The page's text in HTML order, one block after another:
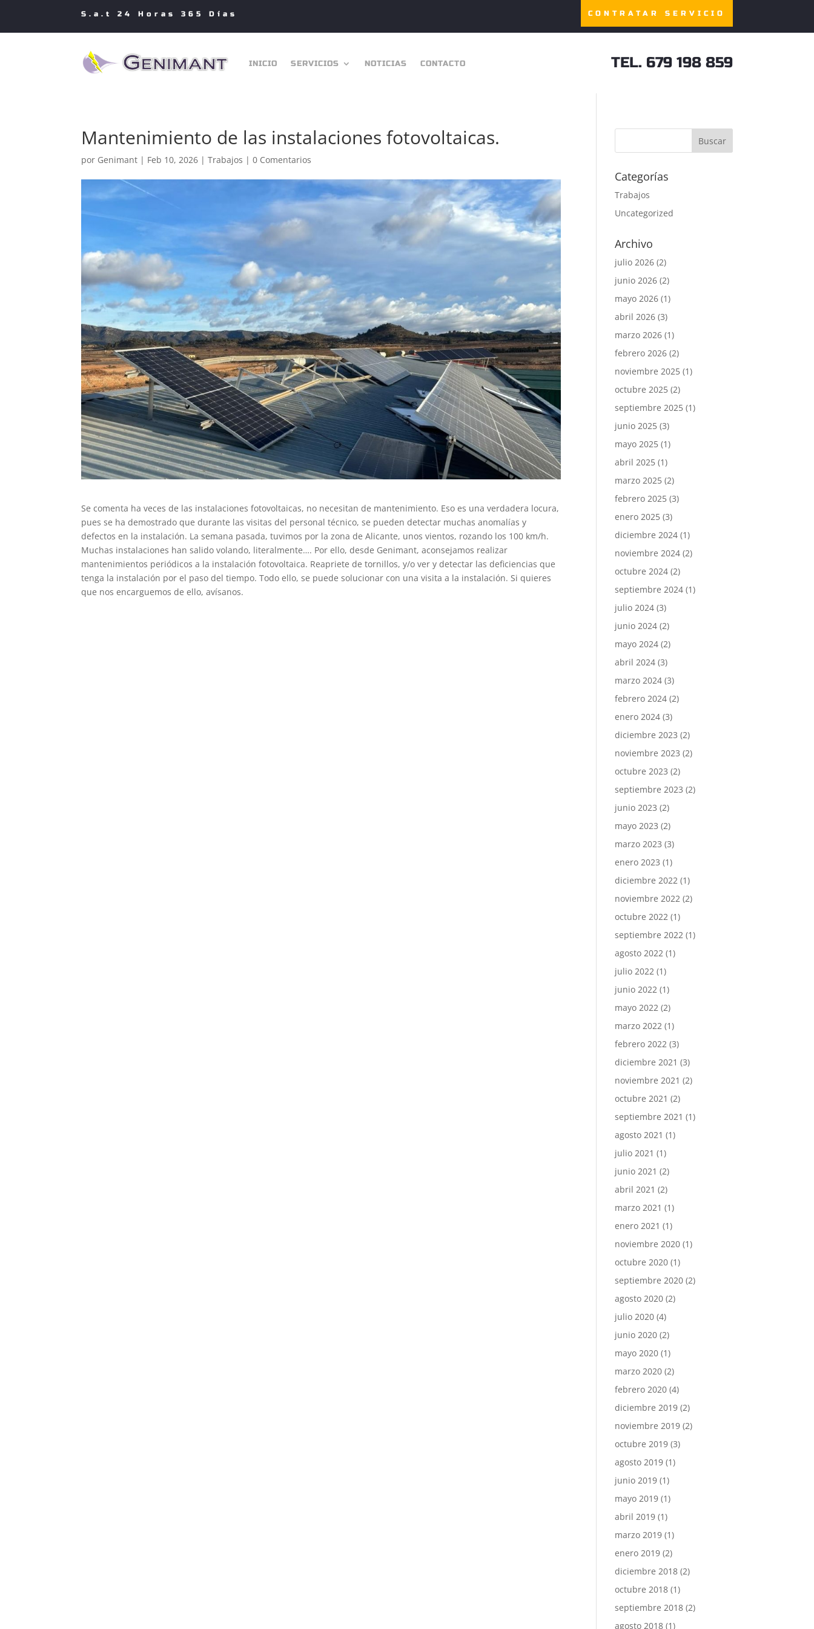
S.a.t 24 Horas 365 Días CONTRATAR SERVICIO
INICIO SERVICIOS NOTICIAS CONTACTO TEL. 679 198 859
Mantenimiento de las instalaciones fotovoltaicas.
por Genimant | Feb 10, 2026 |Trabajos |0 Comentarios
Se comenta ha veces de las instalaciones fotovoltaicas, no necesitan de mantenimiento. Eso es una verdadera locura,
pues se ha demostrado que durante las visitas del personal técnico, se pueden detectar muchas anomalías y
defectos en la instalación. La semana pasada, tuvimos por la zona de Alicante, unos vientos, rozando los 100 km/h.
Muchas instalaciones han salido volando, literalmente…. Por ello, desde Genimant, aconsejamos realizar
mantenimientos periódicos a la instalación fotovoltaica. Reapriete de tornillos, y/o ver y detectar las deficiencias que
tenga la instalación por el paso del tiempo. Todo ello, se puede solucionar con una visita a la instalación. Si quieres
que nos encarguemos de ello, avísanos.
Categorías
Trabajos
Uncategorized
Archivo
julio 2026 (2)
junio 2026 (2)
mayo 2026 (1)
abril 2026 (3)
marzo 2026 (1)
febrero 2026 (2)
noviembre 2025 (1)
octubre 2025 (2)
septiembre 2025 (1)
junio 2025 (3)
mayo 2025 (1)
abril 2025 (1)
marzo 2025 (2)
febrero 2025 (3)
enero 2025 (3)
diciembre 2024 (1)
noviembre 2024 (2)
octubre 2024 (2)
septiembre 2024 (1)
julio 2024 (3)
junio 2024 (2)
mayo 2024 (2)
abril 2024 (3)
marzo 2024 (3)
febrero 2024 (2)
enero 2024 (3)
diciembre 2023 (2)
noviembre 2023 (2)
octubre 2023 (2)
septiembre 2023 (2)
junio 2023 (2)
mayo 2023 (2)
marzo 2023 (3)
enero 2023 (1)
diciembre 2022 (1)
noviembre 2022 (2)
octubre 2022 (1)
septiembre 2022 (1)
agosto 2022 (1)
julio 2022 (1)
junio 2022 (1)
mayo 2022 (2)
marzo 2022 (1)
febrero 2022 (3)
diciembre 2021 (3)
noviembre 2021 (2)
octubre 2021 (2)
septiembre 2021 (1)
agosto 2021 (1)
julio 2021 (1)
junio 2021 (2)
abril 2021 (2)
marzo 2021 (1)
enero 2021 (1)
noviembre 2020 (1)
octubre 2020 (1)
septiembre 2020 (2)
agosto 2020 (2)
julio 2020 (4)
junio 2020 (2)
mayo 2020 (1)
marzo 2020 (2)
febrero 2020 (4)
diciembre 2019 (2)
noviembre 2019 (2)
octubre 2019 (3)
agosto 2019 (1)
junio 2019 (1)
mayo 2019 (1)
abril 2019 (1)
marzo 2019 (1)
enero 2019 (2)
diciembre 2018 (2)
octubre 2018 (1)
septiembre 2018 (2)
agosto 2018 (1)